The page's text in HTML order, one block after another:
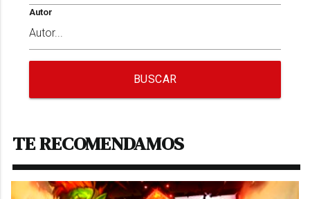
Autor
BUSCAR
TE RECOMENDAMOS